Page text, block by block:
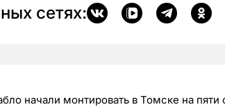
сетях:
начали монтировать в Томске на пяти